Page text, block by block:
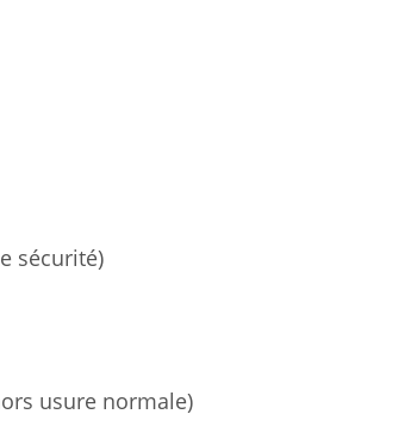
sécurité)
usure normale)